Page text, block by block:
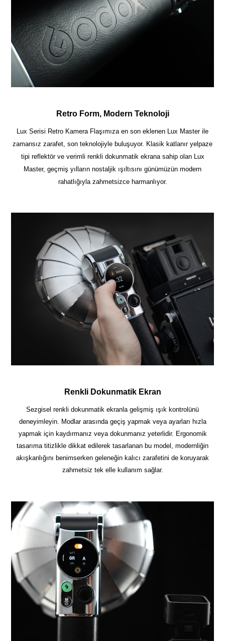
Retro Form, Modern Teknoloji
Lux Serisi Retro Kamera Flaşımıza en son eklenen Lux Master ile
zamansız zarafet, son teknolojiyle buluşuyor. Klasik katlanır yelpaze
tipi reflektör ve verimli renkli dokunmatik ekrana sahip olan Lux
Master, geçmiş yılların nostaljik ışıltısını günümüzün modern
rahatlığıyla zahmetsizce harmanlıyor.
Renkli Dokunmatik Ekran
Sezgisel renkli dokunmatik ekranla gelişmiş ışık kontrolünü
deneyimleyin. Modlar arasında geçiş yapmak veya ayarları hızla
yapmak için kaydırmanız veya dokunmanız yeterlidir. Ergonomik
tasarıma titizlikle dikkat edilerek tasarlanan bu model, modernliğin
akışkanlığını benimserken geleneğin kalıcı zarafetini de koruyarak
zahmetsiz tek elle kullanım sağlar.